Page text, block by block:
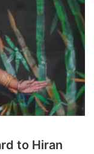
to Hiran